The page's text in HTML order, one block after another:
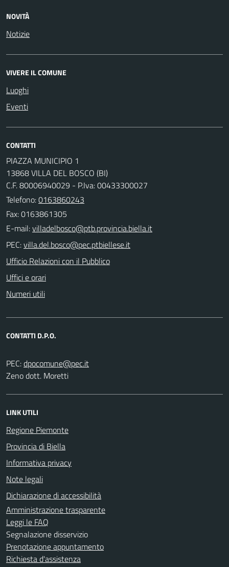
NOVITÀ
Notizie
VIVERE IL COMUNE
Luoghi
Eventi
CONTATTI
PIAZZA MUNICIPIO 1
13868 VILLA DEL BOSCO (BI)
C.F. 80006940029 - P.Iva: 00433300027
Telefono:0163860243
Fax: 0163861305
E-mail:
PEC:
Ufficio Relazioni con il Pubblico
Uffici e orari
Numeri utili
CONTATTI D.P.O.
PEC:
Zeno dott. Moretti
LINK UTILI
Regione Piemonte
Provincia di Biella
Informativa privacy
Note legali
Dichiarazione di accessibilità
Amministrazione trasparente
Leggi le FAQ
Segnalazione disservizio
Prenotazione appuntamento
Richiesta d'assistenza